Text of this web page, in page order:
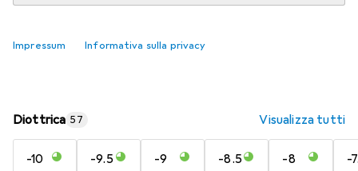
Impressum Informativa sulla privacy
Diottrica 57 Visualizza tutti
-10 -9.5 -9 -8.5 -8 -